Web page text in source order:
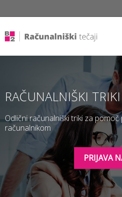
RAČUNALNIŠKI TRIKI
Odlični računalniški triki za
računalnikom
PRIJAVA